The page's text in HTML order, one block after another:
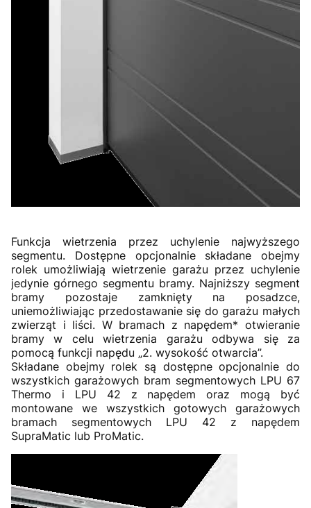
Funkcja wietrzenia przez uchylenie najwyższego
segmentu. Dostępne opcjonalnie składane obejmy
rolek umożliwiają wietrzenie garażu przez uchylenie
jedynie górnego segmentu bramy. Najniższy segment
bramy pozostaje zamknięty na posadzce,
uniemożliwiając przedostawanie się do garażu małych
zwierząt i liści. W bramach z napędem* otwieranie
bramy w celu wietrzenia garażu odbywa się za
pomocą funkcji napędu „2. wysokość otwarcia”.
Składane obejmy rolek są dostępne opcjonalnie do
wszystkich garażowych bram segmentowych LPU 67
Thermo i LPU 42 z napędem oraz mogą być
montowane we wszystkich gotowych garażowych
bramach segmentowych LPU 42 z napędem
SupraMatic lub ProMatic.